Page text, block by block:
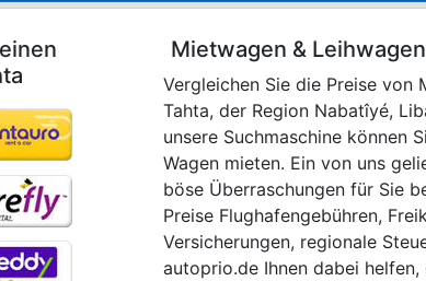
Mietwagen &
Vergleichen Sie die Preise
Tahta, der Region Nabatîyé,
unsere Suchmaschine können
Wagen mieten. Ein von uns
böse Überraschungen für Sie
Preise Flughafengebühren,
Versicherungen, regionale
autoprio.de Ihnen dabei